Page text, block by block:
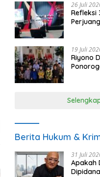
26 Juli
Refleksi
19 Juli
Riyono
Berita Hukum &
31 Juli
Apakah